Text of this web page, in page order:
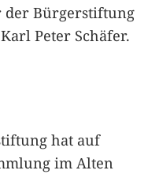
der Bürgerstiftung
Peter Schäfer.
hat auf
im Alten